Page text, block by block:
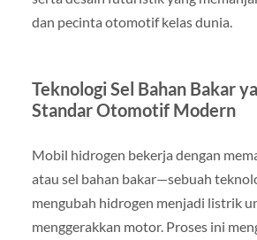
dan pecinta otomotif kelas dunia.
Teknologi Sel Bahan Bakar
Standar Otomotif Modern
Mobil hidrogen bekerja dengan
atau sel bahan bakar—sebuah
mengubah hidrogen menjadi listrik
menggerakkan motor. Proses ini